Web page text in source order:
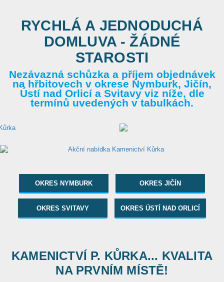
RYCHLÁ A JEDNODUCHÁ
DOMLUVA - ŽÁDNÉ
STAROSTI
Nezávazná schůzka a příjem objednávek
na hřbitovech v okrese Nymburk, Jičín,
Ústí nad Orlicí a Svitavy viz níže, dle
termínů uvedených v tabulkách.
OKRES NYMBURK OKRES JIČÍN
OKRES SVITAVY OKRES ÚSTÍ NAD ORLICÍ
KAMENICTVÍ P. KŮRKA... KVALITA
NA PRVNÍM MÍSTĚ!